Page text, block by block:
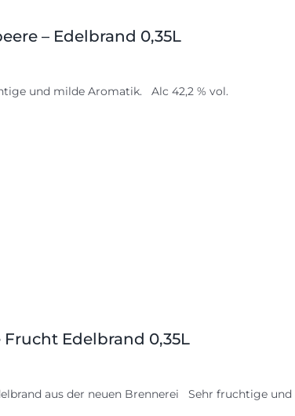
– Edelbrand 0,35L
und milde Aromatik. Alc 42,2 % vol.
Frucht Edelbrand 0,35L
aus der neuen Brennerei Sehr fruchtige